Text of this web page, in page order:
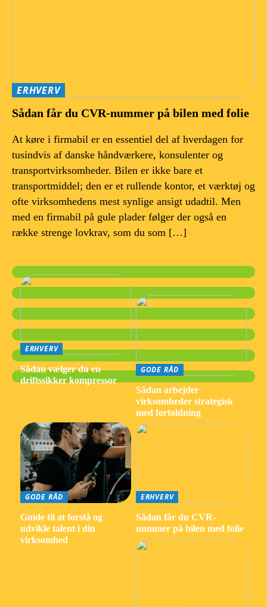
ERHVERV
Sådan får du CVR-nummer på bilen med folie
At køre i firmabil er en essentiel del af hverdagen for
tusindvis af danske håndværkere, konsulenter og
transportvirksomheder. Bilen er ikke bare et
transportmiddel; den er et rullende kontor, et værktøj og
ofte virksomhedens mest synlige ansigt udadtil. Men
med en firmabil på gule plader følger der også en
række strenge lovkrav, som du som […]
ERHVERV
Sådan vælger du en
driftssikker kompressor
GODE RÅD
Sådan arbejder
virksomheder strategisk
med fortoldning
GODE RÅD
Guide til at forstå og
udvikle talent i din
virksomhed
ERHVERV
Sådan får du CVR-
nummer på bilen med folie